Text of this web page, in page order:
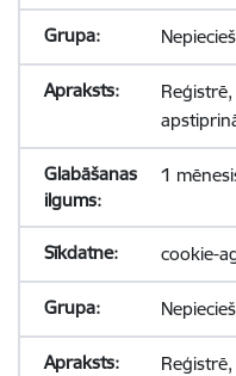
1
cookie-